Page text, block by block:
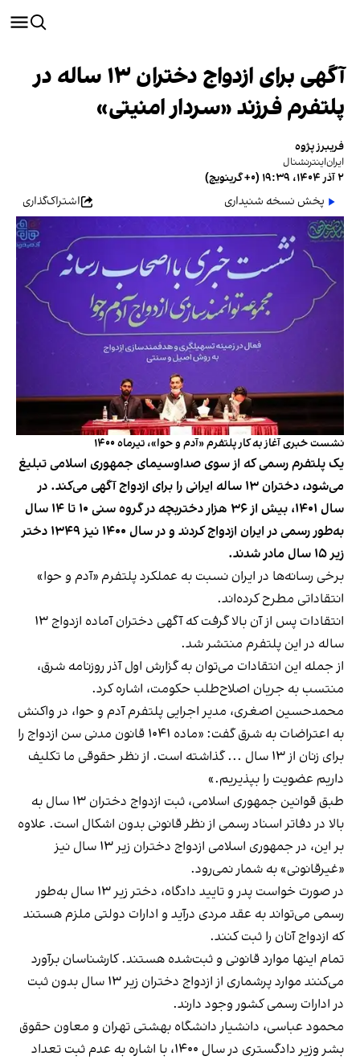
آگهی برای ازدواج دختران ۱۳ ساله در
پلتفرم فرزند «سردار امنیتی»
فریبرز پژوه
ایران‌اینترنشنال
۲ آذر ۱۴۰۴، ۱۹:۳۹ (‎+۰ گرینویچ)
پخش نسخه شنیداری
اشتراک‌گذاری
نشست خبری آغاز به‌ کار پلتفرم «آدم و حوا»، تیرماه ۱۴۰۰
یک پلتفرم رسمی که از سوی صداوسیمای جمهوری اسلامی تبلیغ
می‌شود، دختران ۱۳ ساله ایرانی را برای ازدواج آگهی می‌کند. در
سال ۱۴۰۱، بیش از ۳۶ هزار دختربچه در گروه سنی ۱۰ تا ۱۴ سال
به‌طور رسمی در ایران ازدواج کردند و در سال ۱۴۰۰ نیز ۱۳۴۹ دختر
زیر ۱۵ سال مادر شدند.
برخی رسانه‌ها در ایران نسبت به عملکرد پلتفرم «آدم و حوا»
انتقاداتی مطرح کرده‌اند.
انتقادات پس از آن بالا گرفت که آگهی دختران آماده ازدواج ۱۳
ساله در این پلتفرم منتشر شد.
از جمله این انتقادات می‌توان به گزارش اول آذر روزنامه شرق،
منتسب به جریان اصلاح‌طلب حکومت، اشاره کرد.
محمدحسین اصغری، مدیر اجرایی پلتفرم آدم و حوا، در واکنش
به اعتراضات به شرق گفت: «ماده ۱۰۴۱ قانون مدنی سن ازدواج را
برای زنان از ۱۳ سال ... گذاشته است. از نظر حقوقی ما تکلیف
داریم عضویت را بپذیریم.»
طبق قوانین جمهوری اسلامی، ثبت ازدواج دختران ۱۳ سال به
بالا در دفاتر اسناد رسمی از نظر قانونی بدون اشکال است. علاوه
بر این، در جمهوری اسلامی ازدواج دختران زیر ۱۳ سال نیز
«غیرقانونی» به‌ شمار نمی‌رود.
در صورت خواست پدر و تایید دادگاه، دختر زیر ۱۳ سال به‌طور
رسمی می‌تواند به عقد مردی درآید و ادارات دولتی ملزم هستند
که ازدواج آنان را ثبت کنند.
تمام اینها موارد قانونی و ثبت‌شده هستند. کارشناسان برآورد
می‌کنند موارد پرشماری از ازدواج‌ دختران زیر ۱۳ سال بدون ثبت
در ادارات رسمی کشور وجود دارند.
محمود عباسی، دانشیار دانشگاه بهشتی تهران و معاون حقوق
بشر وزیر دادگستری در سال ۱۴۰۰، با اشاره به عدم ثبت تعداد